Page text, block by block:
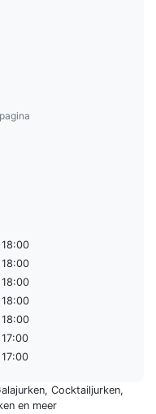
pagina
, Cocktailjurken,
en meer